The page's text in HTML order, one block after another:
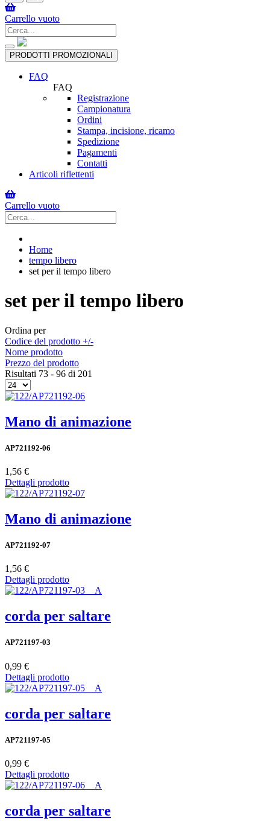
Carrello vuoto
Toggle
navigation
PRODOTTI PROMOZIONALI
FAQ
FAQ
Registrazione
Campionatura
Ordini
Stampa, incisione, ricamo
Spedizione
Pagamenti
Contatti
Articoli riflettenti
Carrello vuoto
Home
tempo libero
set per il tempo libero
set per il tempo libero
Ordina per
Codice del prodotto +/-
Nome prodotto
Prezzo del prodotto
Risultati 73 - 96 di 201
Mano di animazione
AP721192-06
1,56 €
Dettagli prodotto
Mano di animazione
AP721192-07
1,56 €
Dettagli prodotto
corda per saltare
AP721197-03
0,99 €
Dettagli prodotto
corda per saltare
AP721197-05
0,99 €
Dettagli prodotto
corda per saltare